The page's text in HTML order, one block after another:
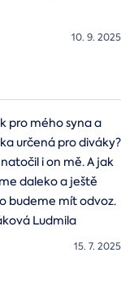
10. 9. 2025
pro mého syna a
určená pro diváky?
i on mě. A jak
daleko a ještě
budeme mít odvoz.
Ludmila
15. 7. 2025